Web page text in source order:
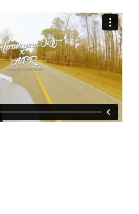
APR Alabamafrom CGFilmon